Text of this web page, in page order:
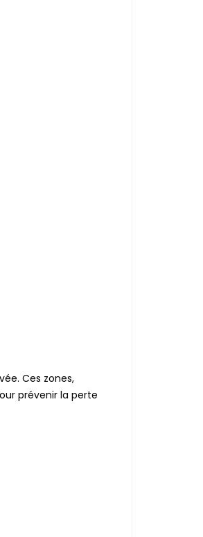
:
Ces zones,
prévenir la perte